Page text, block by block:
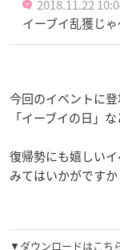
2018.11.22
イーブイ乱獲じ
今回のイベントに
「イーブイの日」
復帰勢にも嬉しい
みてはいかがですか
▼ダウンロードはこち